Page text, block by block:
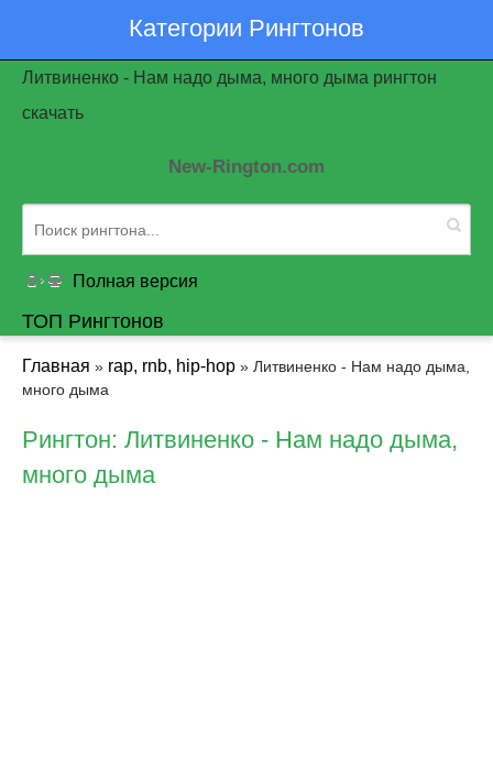
Категории Рингтонов
Литвиненко - Нам надо дыма, много дыма рингтон
скачать
New-Rington.com
Полная версия
ТОП Рингтонов
Главная » rap, rnb, hip-hop » Литвиненко - Нам надо дыма,
много дыма
Рингтон: Литвиненко - Нам надо дыма,
много дыма